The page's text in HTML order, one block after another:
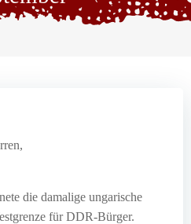
die damalige ungarische
für DDR-Bürger.